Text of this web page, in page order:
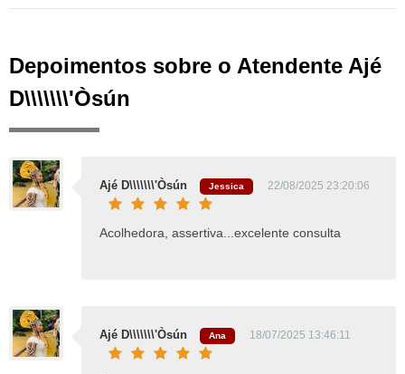
Depoimentos sobre o Atendente Ajé
D\\\\\\\'Òsún
Ajé D\\\\\\\'Òsún Jessica 22/08/2025 23:20:06
Acolhedora, assertiva...excelente consulta
Ajé D\\\\\\\'Òsún Ana 18/07/2025 13:46:11